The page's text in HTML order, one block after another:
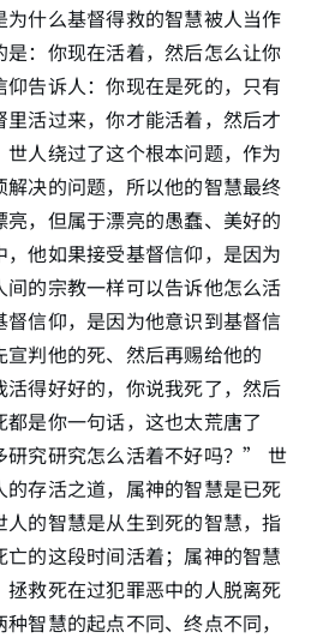
为什么基督得救的智慧被人当作
是：你现在活着，然后怎么让你
告诉人：你现在是死的，只有
活过来，你才能活着，然后才
人绕过了这个根本问题，作为
解决的问题，所以他的智慧最终
，但属于漂亮的愚蠢、美好的
他如果接受基督信仰，是因为
的宗教一样可以告诉他怎么活
信仰，是因为他意识到基督信
判他的死、然后再赐给他的
得好好的，你说我死了，然后
是你一句话，这也太荒唐了
研究研究怎么活着不好吗？” 世
的存活之道，属神的智慧是已死
人的智慧是从生到死的智慧，指
的这段时间活着；属神的智慧
拯救死在过犯罪恶中的人脱离死
智慧的起点不同、终点不同，